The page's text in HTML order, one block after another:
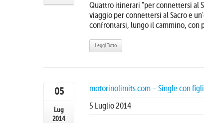
Quattro itinerari "per connettersi al
viaggio per connettersi al Sacro e
confrontarsi, lungo il cammino, con
Leggi Tutto
05
Lug
2014
motorinolimits.com – Single con
5 Luglio 2014